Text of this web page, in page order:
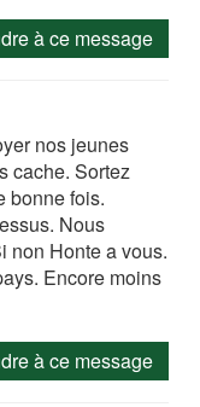
à ce message
nos jeunes
cache. Sortez
bonne fois.
Nous
non Honte a vous.
Encore moins
à ce message